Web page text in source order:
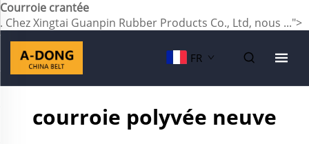
Courroie crantée
. Chez Xingtai Guanpin Rubber Products Co., Ltd, nous ...">
FR
courroie polyvée neuve